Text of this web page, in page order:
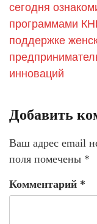
сегодня
программами
поддержке
инноваций
Добавить
Ваш адрес email
поля помечены *
Комментарий *